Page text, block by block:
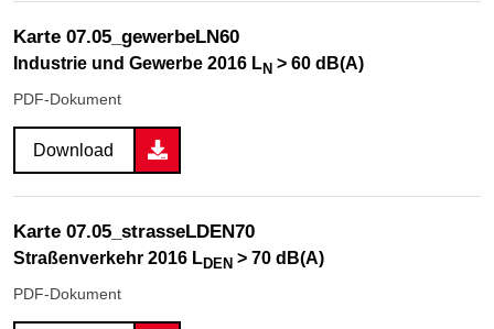
Karte 07.05_gewerbeLN60
Industrie und Gewerbe 2016 LN > 60 dB(A)
PDF-Dokument
Download
Karte 07.05_strasseLDEN70
Straßenverkehr 2016 LDEN > 70 dB(A)
PDF-Dokument